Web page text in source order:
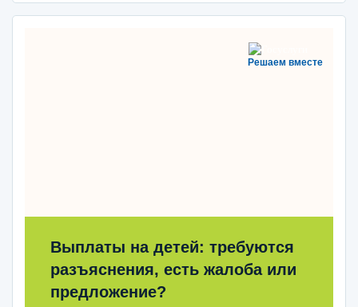
Решаем вместе
Выплаты на детей: требуются
разъяснения, есть жалоба или
предложение?